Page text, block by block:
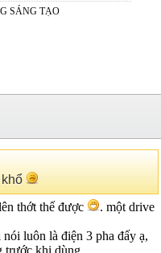
SÁNG TẠO
thớt thế được
. một drive
luôn là điện 3 pha đấy ạ,
trước khi dùng.